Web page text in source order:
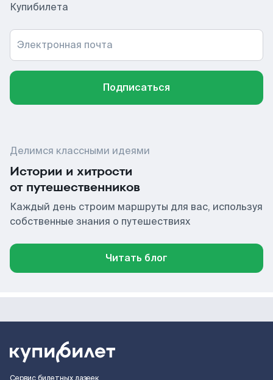
Купибилета
Электронная почта
Подписаться
Делимся классными идеями
Истории и хитрости
от путешественников
Каждый день строим маршруты для вас, используя
собственные знания о путешествиях
Читать блог